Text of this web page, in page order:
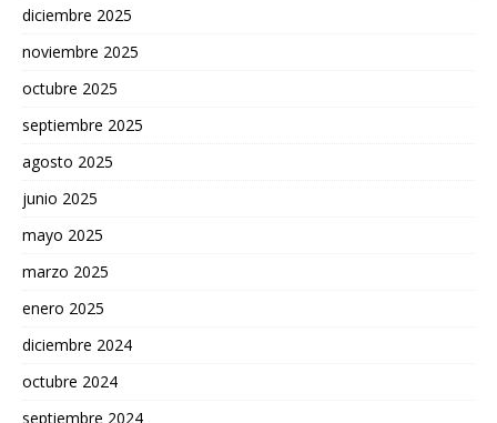
diciembre 2025
noviembre 2025
octubre 2025
septiembre 2025
agosto 2025
junio 2025
mayo 2025
marzo 2025
enero 2025
diciembre 2024
octubre 2024
septiembre 2024